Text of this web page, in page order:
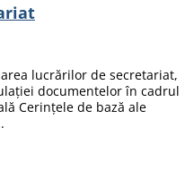
lucrărilor de secretariat,
documentelor în cadrul
Cerințele de bază ale